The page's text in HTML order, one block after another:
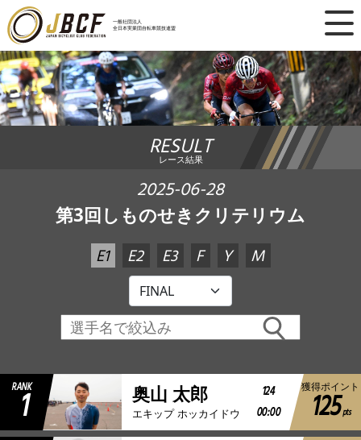
一般社団法人
全日本実業団自転車競技連盟
×
ニュース
レース日程
ランキング
レース結果
チーム・選手
競技ガイド
加盟・登録
JBCF ROAD SERIESとは
RESULT
レース結果
2025-06-28
第3回しものせきクリテリウム
E1 E2 E3 F Y M
RANK
1 奥山 太郎
エキップ ホッカイドウ
124
00:00
獲得ポイント
125 pts